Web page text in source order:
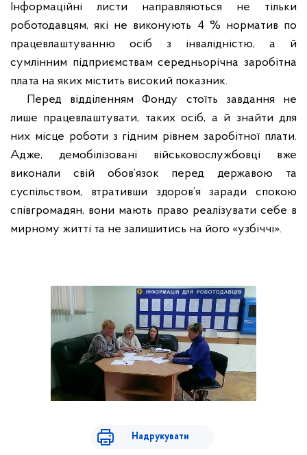
Інформаційні листи направляються не тільки
роботодавцям, які не виконують 4 % норматив по
працевлаштуванню осіб з інвалідністю, а й
сумлінним підприємствам середньорічна заробітна
плата на яких містить високий показник.
Перед відділенням Фонду стоїть завдання не
лише працевлаштувати, таких осіб, а й знайти для
них місце роботи з гідним рівнем заробітної плати.
Адже, демобілізовані військовослужбовці вже
виконали свій обов’язок перед державою та
суспільством, втративши здоров’я заради спокою
співгромадян, вони мають право реалізувати себе в
мирному житті та не залишитись на його «узбіччі».
Надрукувати